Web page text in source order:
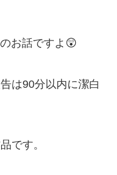
お話ですよ😲
は90分以内に潔白
です。